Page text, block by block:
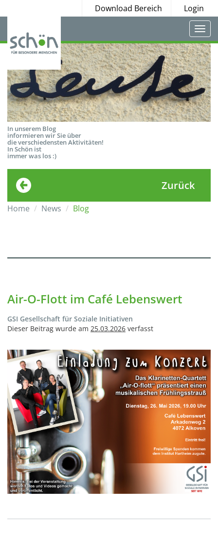
Download Bereich Login
In unserem Blog
informieren wir Sie über
die verschiedensten Aktivitäten!
In Schön ist
immer was los :)
Zurück
Home News Blog
Air-O-Flott im Café Lebenswert
GSI Gesellschaft für Soziale Initiativen
Dieser Beitrag wurde am 25.03.2026 verfasst